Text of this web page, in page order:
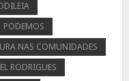
PODEMOS
NAS COMUNIDADES
RODRIGUES